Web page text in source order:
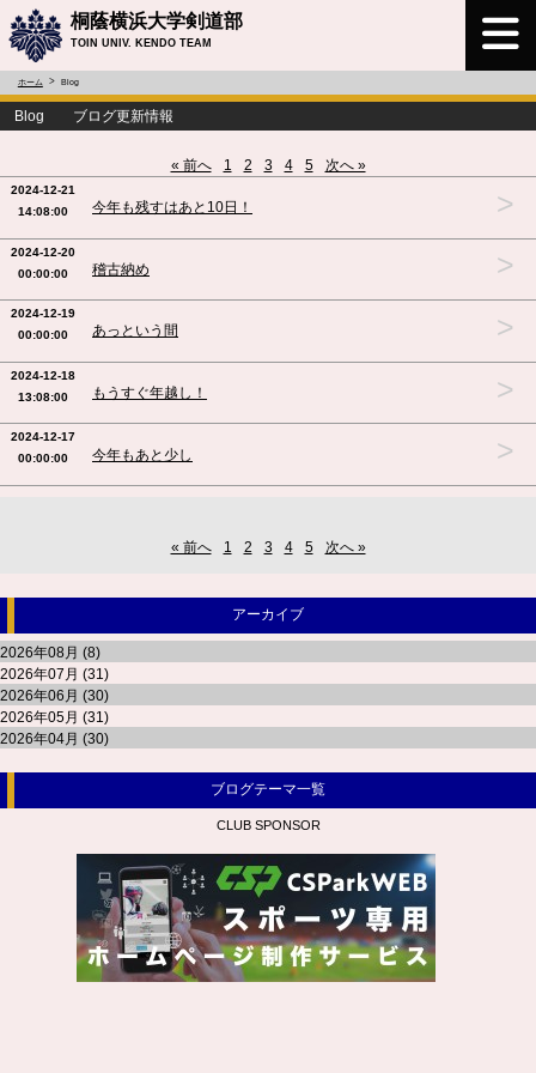
桐蔭横浜大学剣道部
TOIN UNIV. KENDO TEAM
ホーム Blog
Blog ブログ更新情報
« 前へ 1 2 3 4 5 次へ »
2024-12-21
14:08:00
今年も残すはあと10日！ >
2024-12-20
00:00:00
稽古納め >
2024-12-19
00:00:00
あっという間 >
2024-12-18
13:08:00
もうすぐ年越し！ >
2024-12-17
00:00:00
今年もあと少し >
« 前へ 1 2 3 4 5 次へ »
アーカイブ
2026年08月 (8)
2026年07月 (31)
2026年06月 (30)
2026年05月 (31)
2026年04月 (30)
ブログテーマ一覧
CLUB SPONSOR